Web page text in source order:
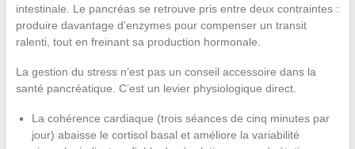
intestinale. Le pancréas se retrouve pris entre deux contraintes :
produire davantage d’enzymes pour compenser un transit
ralenti, tout en freinant sa production hormonale.
La gestion du stress n’est pas un conseil accessoire dans la
santé pancréatique. C’est un levier physiologique direct.
La cohérence cardiaque (trois séances de cinq minutes par
jour) abaisse le cortisol basal et améliore la variabilité